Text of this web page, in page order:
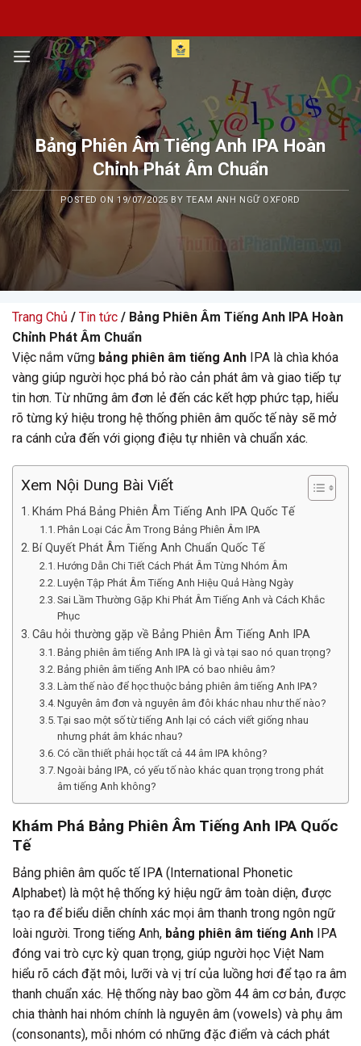
content
Bảng Phiên Âm Tiếng Anh IPA Hoàn
Chỉnh Phát Âm Chuẩn
POSTED ON19/07/2025 BY TEAM ANH NGỮ OXFORD
Trang Chủ / Tin tức / Bảng Phiên Âm Tiếng Anh IPA Hoàn
Chỉnh Phát Âm Chuẩn
Việc nắm vững bảng phiên âm tiếng Anh IPA là chìa khóa
vàng giúp người học phá bỏ rào cản phát âm và giao tiếp tự
tin hơn. Từ những âm đơn lẻ đến các kết hợp phức tạp, hiểu
rõ từng ký hiệu trong hệ thống phiên âm quốc tế này sẽ mở
ra cánh cửa đến với giọng điệu tự nhiên và chuẩn xác.
Xem Nội Dung Bài Viết
Khám Phá Bảng Phiên Âm Tiếng Anh IPA Quốc Tế
Phân Loại Các Âm Trong Bảng Phiên Âm IPA
Bí Quyết Phát Âm Tiếng Anh Chuẩn Quốc Tế
Hướng Dẫn Chi Tiết Cách Phát Âm Từng Nhóm Âm
Luyện Tập Phát Âm Tiếng Anh Hiệu Quả Hàng Ngày
Sai Lầm Thường Gặp Khi Phát Âm Tiếng Anh và Cách Khắc
Phục
Câu hỏi thường gặp về Bảng Phiên Âm Tiếng Anh IPA
Bảng phiên âm tiếng Anh IPA là gì và tại sao nó quan trọng?
Bảng phiên âm tiếng Anh IPA có bao nhiêu âm?
Làm thế nào để học thuộc bảng phiên âm tiếng Anh IPA?
Nguyên âm đơn và nguyên âm đôi khác nhau như thế nào?
Tại sao một số từ tiếng Anh lại có cách viết giống nhau
nhưng phát âm khác nhau?
Có cần thiết phải học tất cả 44 âm IPA không?
Ngoài bảng IPA, có yếu tố nào khác quan trọng trong phát
âm tiếng Anh không?
Khám Phá Bảng Phiên Âm Tiếng Anh IPA Quốc
Tế
Bảng phiên âm quốc tế IPA (International Phonetic
Alphabet) là một hệ thống ký hiệu ngữ âm toàn diện, được
tạo ra để biểu diễn chính xác mọi âm thanh trong ngôn ngữ
loài người. Trong tiếng Anh, bảng phiên âm tiếng Anh IPA
đóng vai trò cực kỳ quan trọng, giúp người học Việt Nam
hiểu rõ cách đặt môi, lưỡi và vị trí của luồng hơi để tạo ra âm
thanh chuẩn xác. Hệ thống này bao gồm 44 âm cơ bản, được
chia thành hai nhóm chính là nguyên âm (vowels) và phụ âm
(consonants), mỗi nhóm có những đặc điểm và cách phát